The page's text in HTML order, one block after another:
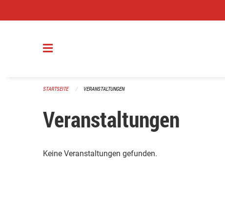
STARTSEITE VERANSTALTUNGEN
Veranstaltungen
Keine Veranstaltungen gefunden.